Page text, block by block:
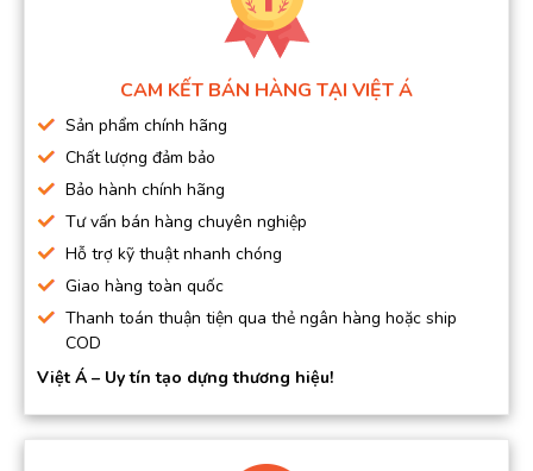
CAM KẾT BÁN HÀNG TẠI VIỆT Á
Sản phẩm chính hãng
Chất lượng đảm bảo
Bảo hành chính hãng
Tư vấn bán hàng chuyên nghiệp
Hỗ trợ kỹ thuật nhanh chóng
Giao hàng toàn quốc
Thanh toán thuận tiện qua thẻ ngân hàng hoặc ship
COD
Việt Á – Uy tín tạo dựng thương hiệu!